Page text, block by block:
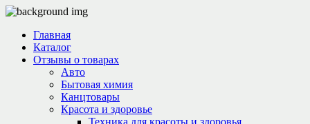
Главная
Каталог
Отзывы о товарах
Авто
Бытовая химия
Канцтовары
Красота и здоровье
Техника для красоты и здоровья